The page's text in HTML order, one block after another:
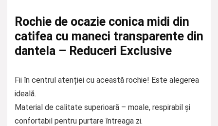
Rochie de ocazie conica midi din
catifea cu maneci transparente din
dantela – Reduceri Exclusive
Fii în centrul atenției cu această rochie! Este alegerea
ideală.
Material de calitate superioară – moale, respirabil și
confortabil pentru purtare întreaga zi.